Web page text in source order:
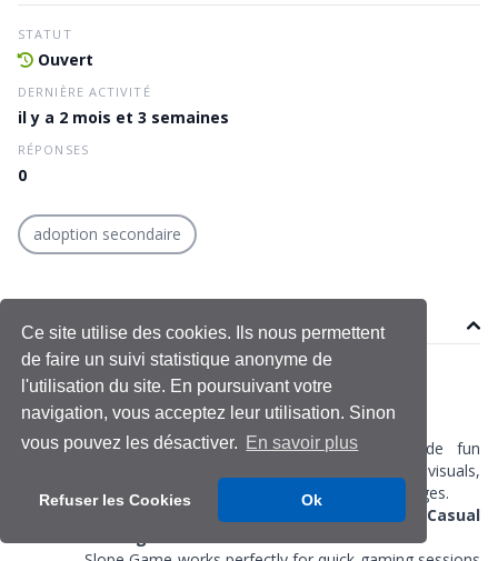
Ce site utilise des cookies. Ils nous permettent
de faire un suivi statistique anonyme de
l'utilisation du site. En poursuivant votre
navigation, vous acceptez leur utilisation. Sinon
vous pouvez les désactiver. En savoir plus
Refuser les Cookies Ok
STATUT
Ouvert
DERNIÈRE ACTIVITÉ
il y a 2 mois et 3 semaines
RÉPONSES
0
adoption secondaire
Sujet
spreadwrong
Dernière modification le 13 mai 2026
PlaySlope Gameanytime for quick arcade fun
featuring endless rolling action, futuristic visuals,
responsive controls, and intense speed challenges.
Fast Arcade Gameplay Perfect For Casual